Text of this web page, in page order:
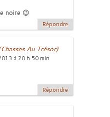
noire 😉
Répondre
Au Trésor)
à 20 h 50 min
Répondre